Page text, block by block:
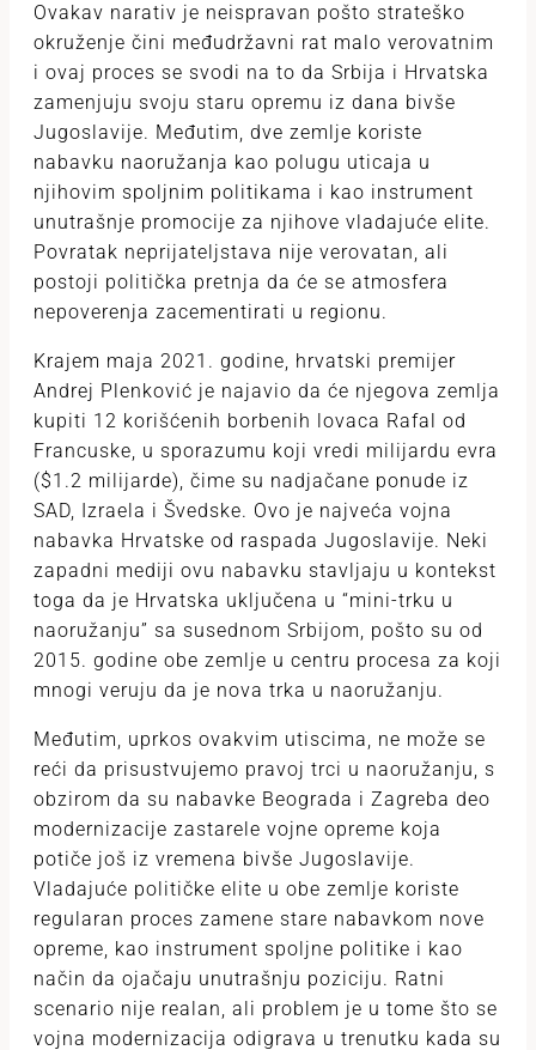
Ovakav narativ je neispravan pošto strateško
okruženje čini međudržavni rat malo verovatnim
i ovaj proces se svodi na to da Srbija i Hrvatska
zamenjuju svoju staru opremu iz dana bivše
Jugoslavije. Međutim, dve zemlje koriste
nabavku naoružanja kao polugu uticaja u
njihovim spoljnim politikama i kao instrument
unutrašnje promocije za njihove vladajuće elite.
Povratak neprijateljstava nije verovatan, ali
postoji politička pretnja da će se atmosfera
nepoverenja zacementirati u regionu.
Krajem maja 2021. godine, hrvatski premijer
Andrej Plenković je najavio da će njegova zemlja
kupiti 12 korišćenih borbenih lovaca Rafal od
Francuske, u sporazumu koji vredi milijardu evra
($1.2 milijarde), čime su nadjačane ponude iz
SAD, Izraela i Švedske. Ovo je najveća vojna
nabavka Hrvatske od raspada Jugoslavije. Neki
zapadni mediji ovu nabavku stavljaju u kontekst
toga da je Hrvatska uključena u “mini-trku u
naoružanju” sa susednom Srbijom, pošto su od
2015. godine obe zemlje u centru procesa za koji
mnogi veruju da je nova trka u naoružanju.
Međutim, uprkos ovakvim utiscima, ne može se
reći da prisustvujemo pravoj trci u naoružanju, s
obzirom da su nabavke Beograda i Zagreba deo
modernizacije zastarele vojne opreme koja
potiče još iz vremena bivše Jugoslavije.
Vladajuće političke elite u obe zemlje koriste
regularan proces zamene stare nabavkom nove
opreme, kao instrument spoljne politike i kao
način da ojačaju unutrašnju poziciju. Ratni
scenario nije realan, ali problem je u tome što se
vojna modernizacija odigrava u trenutku kada su